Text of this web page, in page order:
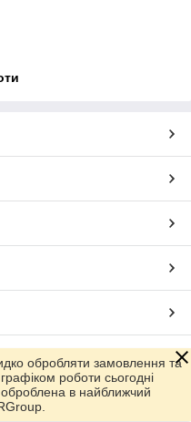
Prom.ua
обробляти замовлення та
роботи сьогодні
в найближчий